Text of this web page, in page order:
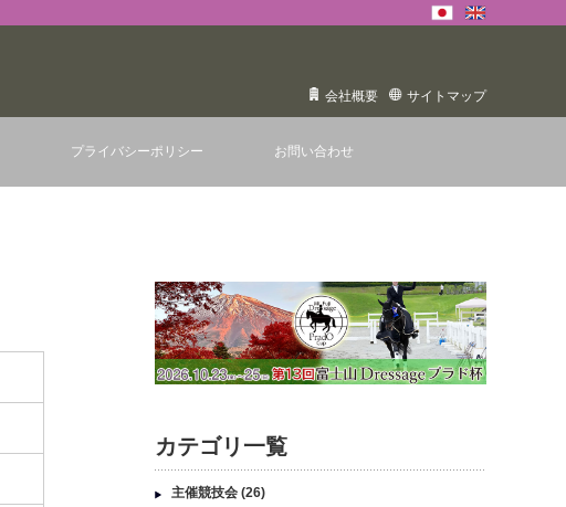
会社概要 サイトマップ
プライバシーポリシー お問い合わせ
カテゴリ一覧
主催競技会 (26)